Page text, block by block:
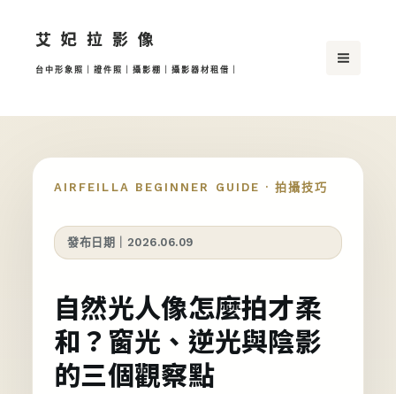
內
艾妃拉影像
台中形象照｜證件照｜攝影棚｜攝影器材租借｜
AIRFEILLA BEGINNER GUIDE · 拍攝技巧
發布日期｜2026.06.09
自然光人像怎麼拍才柔
和？窗光、逆光與陰影
的三個觀察點